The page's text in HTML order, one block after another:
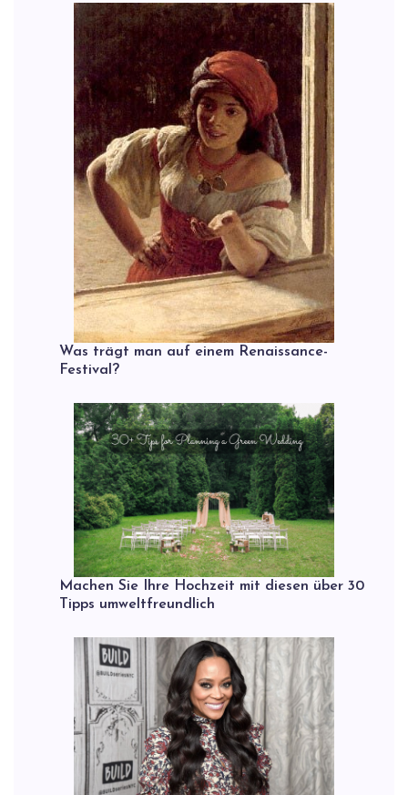
Was trägt man auf einem Renaissance-
Festival?
Machen Sie Ihre Hochzeit mit diesen über 30
Tipps umweltfreundlich